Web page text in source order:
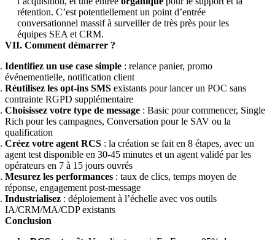
rétention. C’est potentiellement un point d’entrée
conversationnel massif à surveiller de très près pour les
équipes SEA et CRM.
VII. Comment démarrer ?
Identifiez un use case simple : relance panier, promo
événementielle, notification client
Réutilisez les opt-ins SMS existants pour lancer un POC sans
contrainte RGPD supplémentaire
Choisissez votre type de message : Basic pour commencer, Single
Rich pour les campagnes, Conversation pour le SAV ou la
qualification
Créez votre agent RCS : la création se fait en 8 étapes, avec un
agent test disponible en 30-45 minutes et un agent validé par les
opérateurs en 7 à 15 jours ouvrés
Mesurez les performances : taux de clics, temps moyen de
réponse, engagement post-message
Industrialisez : déploiement à l’échelle avec vos outils
IA/CRM/MA/CDP existants
Conclusion